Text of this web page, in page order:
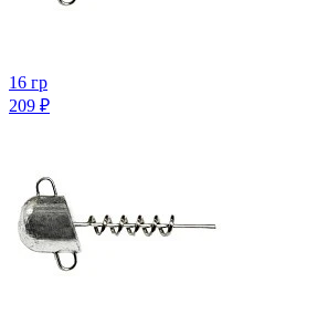
16 гр
209 ₽